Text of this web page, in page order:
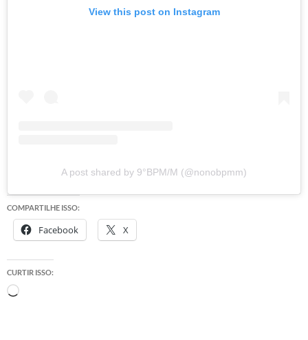
View this post on Instagram
A post shared by 9°BPM/M (@nonobpmm)
COMPARTILHE ISSO:
Facebook X
CURTIR ISSO:
Carregando...